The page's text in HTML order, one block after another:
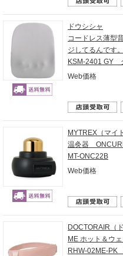
ドウシシャ
コードレス薄型
ジしてるんです。
KSM-2401 GY
Web価格
MYTREX（マイ
温灸器
MT-ONC22B
Web価格
DOCTORAIR（
ME ホット＆ウ
RHW-02ME-PK